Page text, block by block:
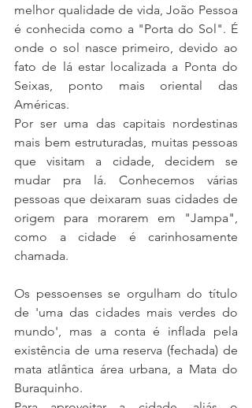
melhor qualidade de vida, João Pessoa
é conhecida como a "Porta do Sol". É
onde o sol nasce primeiro, devido ao
fato de lá estar localizada a Ponta do
Seixas, ponto mais oriental das
Américas.
Por ser uma das capitais nordestinas
mais bem estruturadas, muitas pessoas
que visitam a cidade, decidem se
mudar pra lá. Conhecemos várias
pessoas que deixaram suas cidades de
origem para morarem em "Jampa",
como a cidade é carinhosamente
chamada.
Os pessoenses se orgulham do título
de 'uma das cidades mais verdes do
mundo', mas a conta é inflada pela
existência de uma reserva (fechada) de
mata atlântica área urbana, a Mata do
Buraquinho.